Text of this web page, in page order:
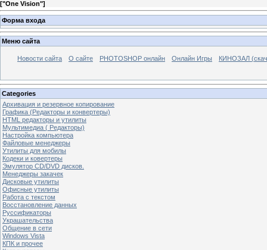
["One Vision"]
Форма входа
Меню сайта
Новости сайта О сайте PHOTOSHOP онлайн Онлайн Игры КИНОЗАЛ
Categories
Архивация и резервное копирование
Графика (Редакторы и конвертеры)
HTML редакторы и утилиты
Мультимедиа ( Редакторы)
Настройка компьютера
Файловые менеджеры
Утилиты для мобилы
Кодеки и ковертеры
Эмулятор CD/DVD дисков.
Менеджеры закачек
Дисковые утилиты
Офисные утилиты
Работа с текстом
Восстановление данных
Руссификаторы
Украшательства
Общение в сети
Windows Vista
КПК и прочее